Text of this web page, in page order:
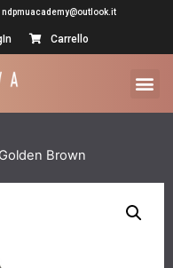
ndpmuacademy@outlook.it
Carrello
Brown